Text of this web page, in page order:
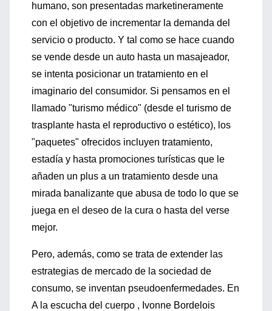
humano, son presentadas marketineramente
con el objetivo de incrementar la demanda del
servicio o producto. Y tal como se hace cuando
se vende desde un auto hasta un masajeador,
se intenta posicionar un tratamiento en el
imaginario del consumidor. Si pensamos en el
llamado "turismo médico" (desde el turismo de
trasplante hasta el reproductivo o estético), los
"paquetes" ofrecidos incluyen tratamiento,
estadía y hasta promociones turísticas que le
añaden un plus a un tratamiento desde una
mirada banalizante que abusa de todo lo que se
juega en el deseo de la cura o hasta del verse
mejor.
Pero, además, como se trata de extender las
estrategias de mercado de la sociedad de
consumo, se inventan pseudoenfermedades. En
A la escucha del cuerpo , Ivonne Bordelois